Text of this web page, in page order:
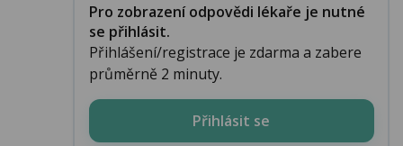
Pro zobrazení odpovědi lékaře je nutné
se přihlásit.
Přihlášení/registrace je zdarma a zabere
průměrně 2 minuty.
Přihlásit se